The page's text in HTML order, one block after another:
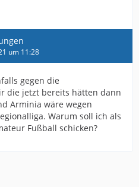
um 11:28
gegen die
die jetzt bereits hätten dann
Arminia wäre wegen
Warum soll ich als
Fußball schicken?